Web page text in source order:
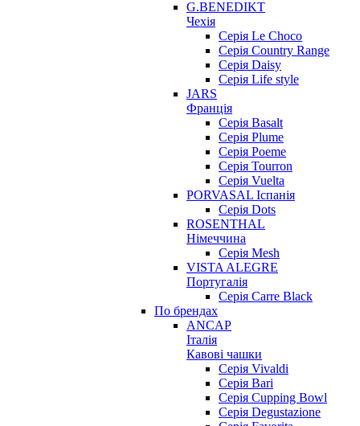
G.BENEDIKT
Чехія
Cерія Le Choco
Серія Country Range
Серія Daisy
Серія Life style
JARS
Франція
Серія Basalt
Серія Plume
Серія Poeme
Серія Tourron
Серія Vuelta
PORVASAL Іспанія
Серія Dots
ROSENTHAL
Німеччина
Серія Mesh
VISTA ALEGRE
Португалія
Серія Carre Black
По брендах
ANCAP
Італія
Кавові чашки
Cерія Vivaldi
Серія Bari
Серія Cupping Bowl
Серія Degustazione